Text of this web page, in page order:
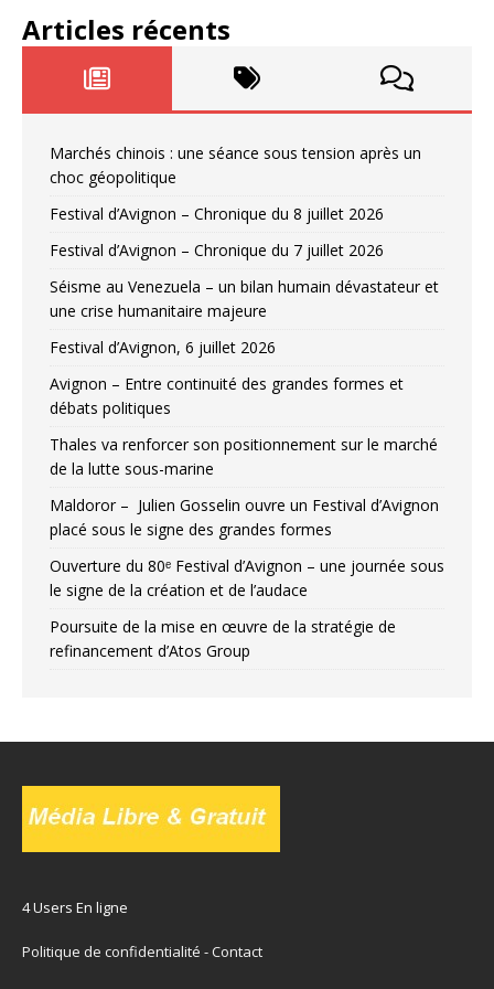
Articles récents
Marchés chinois : une séance sous tension après un
choc géopolitique
Festival d’Avignon – Chronique du 8 juillet 2026
Festival d’Avignon – Chronique du 7 juillet 2026
Séisme au Venezuela – un bilan humain dévastateur et
une crise humanitaire majeure
Festival d’Avignon, 6 juillet 2026
Avignon – Entre continuité des grandes formes et
débats politiques
Thales va renforcer son positionnement sur le marché
de la lutte sous-marine
Maldoror – Julien Gosselin ouvre un Festival d’Avignon
placé sous le signe des grandes formes
Ouverture du 80ᵉ Festival d’Avignon – une journée sous
le signe de la création et de l’audace
Poursuite de la mise en œuvre de la stratégie de
refinancement d’Atos Group
4 Users En ligne
Politique de confidentialité -Contact